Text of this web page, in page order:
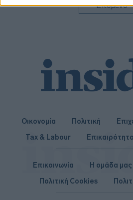
related to security, including
Επόμενο
Οικονομία Πολιτική
Tax & Labour
Επικαιρότητα
Επικοινωνία Η ομάδα μας
Πολιτική Cookies